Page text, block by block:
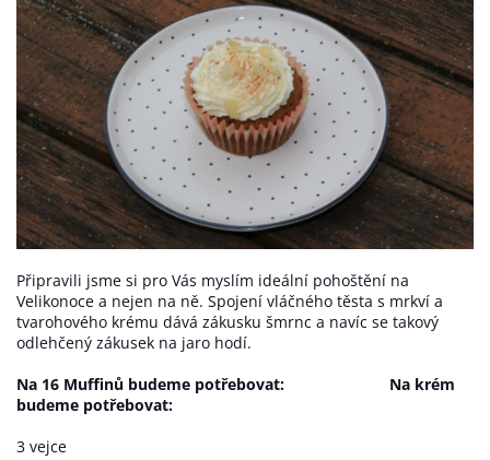
Připravili jsme si pro Vás myslím ideální pohoštění na
Velikonoce a nejen na ně. Spojení vláčného těsta s mrkví a
tvarohového krému dává zákusku šmrnc a navíc se takový
odlehčený zákusek na jaro hodí.
Na 16 Muffinů budeme potřebovat: Na krém
budeme potřebovat:
3 vejce